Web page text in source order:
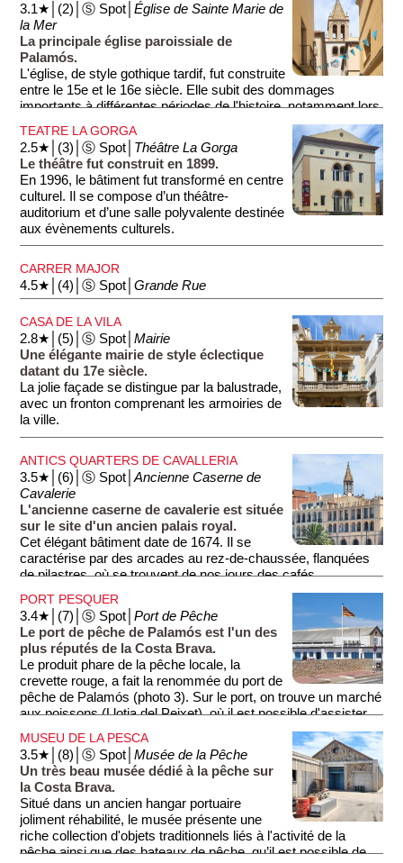
3.1★│(2)│Ⓢ Spot│Église de Sainte Marie de
la Mer
La principale église paroissiale de
Palamós.
L'église, de style gothique tardif, fut construite
entre le 15e et le 16e siècle. Elle subit des dommages
importants à différentes périodes de l'histoire, notamment lors
d'une attaque turque en 1543, et lors de la Guerre Civile
Espagnole (1936-1939). L'église se distingue par son portail
gothique et son clocher de plan rectangulaire. À l'intérieur, au
fond, beau retable du maître-autel de Santa Maria (photo 2) et,
à gauche, superbe chapelle avec un dôme octogonal (Capella
Fonda) (photo 3).
TEATRE LA GORGA
2.5★│(3)│Ⓢ Spot│ Théâtre La Gorga
Le théâtre fut construit en 1899.
En 1996, le bâtiment fut transformé en centre
culturel. Il se compose d’un théâtre-
auditorium et d’une salle polyvalente destinée
aux évènements culturels.
CARRER MAJOR
4.5★│(4)│Ⓢ Spot│Grande Rue
CASA DE LA VILA
2.8★│(5)│Ⓢ Spot│Mairie
Une élégante mairie de style éclectique
datant du 17e siècle.
La jolie façade se distingue par la balustrade,
avec un fronton comprenant les armoiries de
la ville.
À l’intérieur, si vous demandez à l'accueil, vous pourrez voir
dans une salle à l'étage, le tableau de Josep Maria Sert
(1874-1945) (photo 2). Ce tableau est intitulé ''la République
des pêcheurs''. Datant de 1935, le tableau fut retouché par le
peintre lui-même après la fin de la Guerre Civile Espagnole
(1936-1939) et donc la fin de la République. L'auteur repeint le
drapeau républicain en drapeau espagnol (le violet fut
remplacé par du rouge). L'auteur était très ami avec Salvador
ANTICS QUARTERS DE CAVALLERIA
3.5★│(6)│Ⓢ Spot│Ancienne Caserne de
Cavalerie
L'ancienne caserne de cavalerie est située
sur le site d'un ancien palais royal.
Cet élégant bâtiment date de 1674. Il se
caractérise par des arcades au rez-de-chaussée, flanquées
de pilastres, où se trouvent de nos jours des cafés
restaurants. Ces arcades servaient autrefois d’accès aux
écuries. Les galeries des étages supérieurs ne furent
ajoutées qu'au début du 20e siècle.
Devant le bâtiment, vous remarquez un muret et des
escaliers (photo 3) donnant sur un parking. Imaginez
qu'autrefois sur ce parking il y avait des bateaux de pécheurs
car c'était ici que se trouvait le port.
PORT PESQUER
3.4★│(7)│Ⓢ Spot│Port de Pêche
Le port de pêche de Palamós est l'un des
plus réputés de la Costa Brava.
Le produit phare de la pêche locale, la
crevette rouge, a fait la renommée du port de
pêche de Palamós (photo 3). Sur le port, on trouve un marché
aux poissons (Llotja del Peixet), où il est possible d'assister
chaque après-midi en semaine à la vente de poisson
déchargé par les pêcheurs locaux, ainsi qu'un musée dédié à
la pêche (Museu de la Pesca), voir section dédiée.
MUSEU DE LA PESCA
3.5★│(8)│Ⓢ Spot│Musée de la Pêche
Un très beau musée dédié à la pêche sur
la Costa Brava.
Situé dans un ancien hangar portuaire
joliment réhabilité, le musée présente une
riche collection d'objets traditionnels liés à l'activité de la
pêche ainsi que des bateaux de pêche, qu’il est possible de